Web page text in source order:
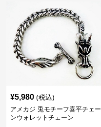
¥5,980 (税込)
アメカジ 兎モチーフ喜平チェー
ンウォレットチェーン